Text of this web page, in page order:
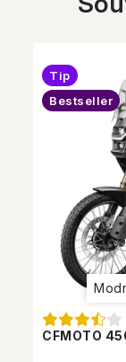
CFMOTO
Tip
Bestseller